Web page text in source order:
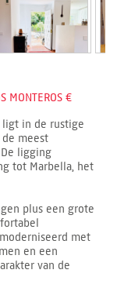
MONTEROS €
ligt in de rustige
de meest
ligging
tot Marbella, het
plus een grote
met
en een
van de